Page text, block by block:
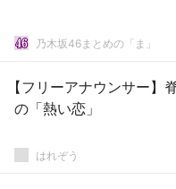
乃木坂46まとめの「ま」
【フリーアナウンサー
の「熱い恋」
はれぞう